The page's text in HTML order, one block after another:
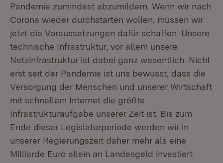
Pandemie zumindest abzumildern. Wenn wir nach
Corona wieder durchstarten wollen, müssen wir
jetzt die Voraussetzungen dafür schaffen. Unsere
technische Infrastruktur, vor allem unsere
Netzinfrastruktur ist dabei ganz wesentlich. Nicht
erst seit der Pandemie ist uns bewusst, dass die
Versorgung der Menschen und unserer Wirtschaft
mit schnellem Internet die größte
Infrastrukturaufgabe unserer Zeit ist. Bis zum
Ende dieser Legislaturperiode werden wir in
unserer Regierungszeit daher mehr als eine
Milliarde Euro allein an Landesgeld investiert